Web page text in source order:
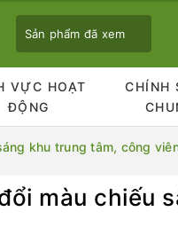
Sản phẩm đã xem
VỰC HOẠT
ĐỘNG
CHÍNH
khu trung tâm, công
màu chiếu